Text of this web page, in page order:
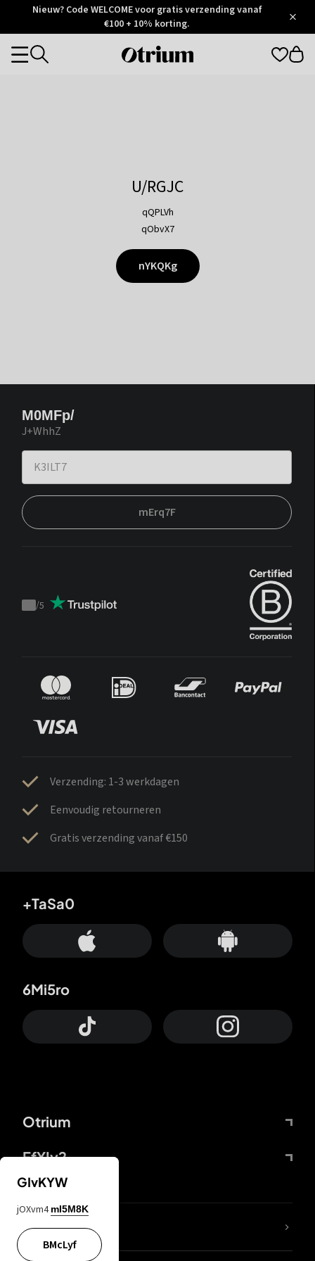
Otrium
Trustpilot
Nieuw? Code WELCOME voor gratis verzending vanaf
€100 + 10% korting.
Otrium
Categories
U/RGJC
qQPLVh
qObvX7
nYKQKg
M0MFp/
J+WhhZ
mErq7F
Trustpilot
/5
Verzending: 1-3 werkdagen
Eenvoudig retourneren
Gratis verzending vanaf €150
Otrium
FfYIy2
+TaSa0
6Mi5ro
KIjvtr
GIvKYW
jOXvm4 mI5M8K
BMcLyf